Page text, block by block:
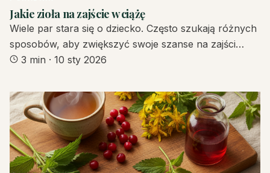
Jakie zioła na zajście w ciążę
Wiele par stara się o dziecko. Często szukają różnych
sposobów, aby zwiększyć swoje szanse na zajści…
3 min · 10 sty 2026